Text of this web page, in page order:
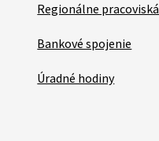
Regionálne pracoviská
Bankové spojenie
Úradné hodiny